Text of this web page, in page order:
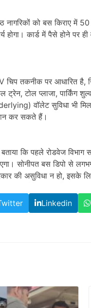
नागरिकों को बस किराए
होगा। कार्ड में पैसे होने पर
चिप तकनीक पर आधारित
ट्रेन, टोल प्लाजा, पार्किंग
वॉलेट सुविधा भी
कर सकते हैं।
कि पहले रोडवेज विभाग
सोनीपत बस डिपो से
की असुविधा न हो, इसके
Linkedin